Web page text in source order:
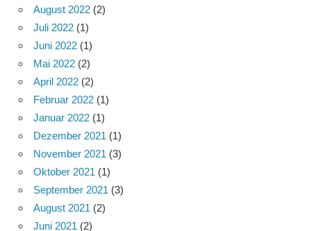
August 2022 (2)
Juli 2022 (1)
Juni 2022 (1)
Mai 2022 (2)
April 2022 (2)
Februar 2022 (1)
Januar 2022 (1)
Dezember 2021 (1)
November 2021 (3)
Oktober 2021 (1)
September 2021 (3)
August 2021 (2)
Juni 2021 (2)